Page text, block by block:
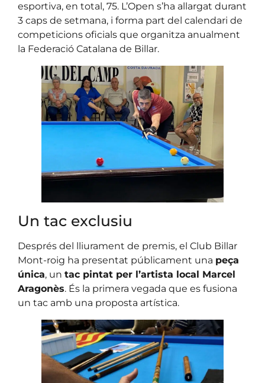
esportiva, en total, 75. L’Open s’ha allargat durant
3 caps de setmana, i forma part del calendari de
competicions oficials que organitza anualment
la Federació Catalana de Billar.
Un tac exclusiu
Després del lliurament de premis, el Club Billar
Mont-roig ha presentat públicament una peça
única, un tac pintat per l’artista local Marcel
Aragonès. És la primera vegada que es fusiona
un tac amb una proposta artística.